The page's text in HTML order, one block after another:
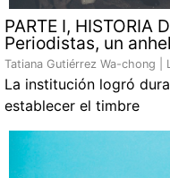
PARTE I, HISTORIA
Periodistas, un
Tatiana Gutiérrez Wa-chong |
La institución logró
establecer el timbre